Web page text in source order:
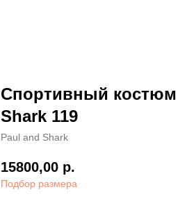
Спортивный
Shark 119
Paul and Shark
15800,00 р.
Подбор размера